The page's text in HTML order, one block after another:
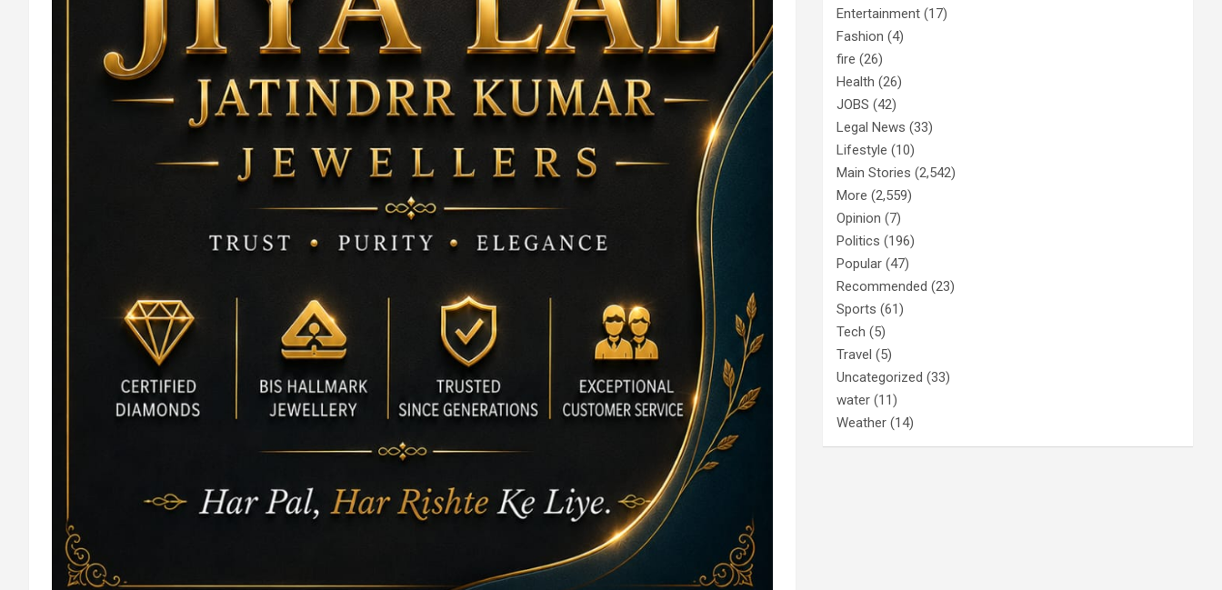
Entertainment (17)
Fashion (4)
fire (26)
Health (26)
JOBS (42)
Legal News (33)
Lifestyle (10)
Main Stories (2,542)
More (2,559)
Opinion (7)
Politics (196)
Popular (47)
Recommended (23)
Sports (61)
Tech (5)
Travel (5)
Uncategorized (33)
water (11)
Weather (14)